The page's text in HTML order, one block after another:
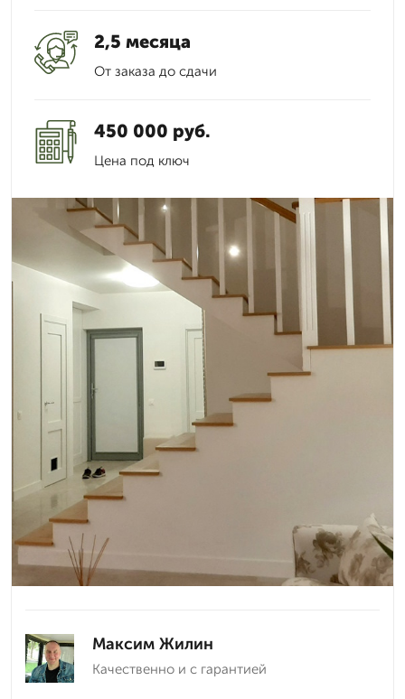
2,5 месяца
От заказа до сдачи
450 000 руб.
Цена под ключ
Максим Жилин
Качественно и с гарантией